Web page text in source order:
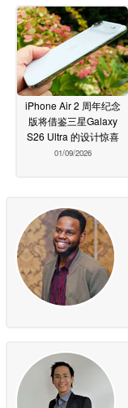
iPhone Air 2 周年纪念
版将借鉴三星Galaxy
S26 Ultra 的设计惊喜
01/09/2026